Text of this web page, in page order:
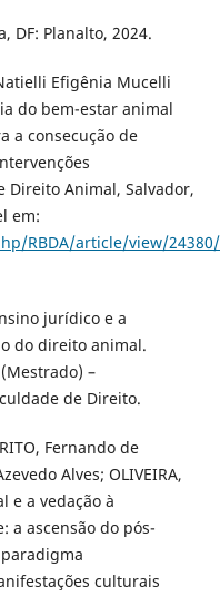
DF: Planalto, 2024.
Efigênia Mucelli
do bem-estar animal
a consecução de
Direito Animal, Salvador,
em:
RBDA/article/view/
jurídico e a
do direito animal.
–
de Direito.
Fernando de
Alves; OLIVEIRA,
e a vedação à
a ascensão do pós-
culturais